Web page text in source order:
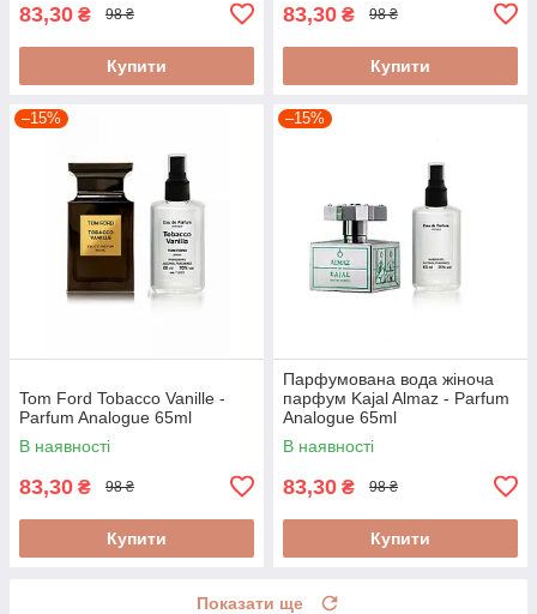
83,30 ₴ 98 ₴
Купити
83,30 ₴ 98 ₴
Купити
–15%
Tom Ford Tobacco Vanille -
Parfum Analogue 65ml
В наявності
83,30 ₴ 98 ₴
Купити
–15%
Парфумована вода жіноча
парфум Kajal Almaz - Parfum
Analogue 65ml
В наявності
83,30 ₴ 98 ₴
Купити
Показати ще